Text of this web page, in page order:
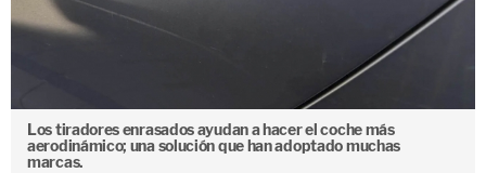
Los tiradores enrasados ayudan a hacer el coche más
aerodinámico; una solución que han adoptado muchas
marcas.